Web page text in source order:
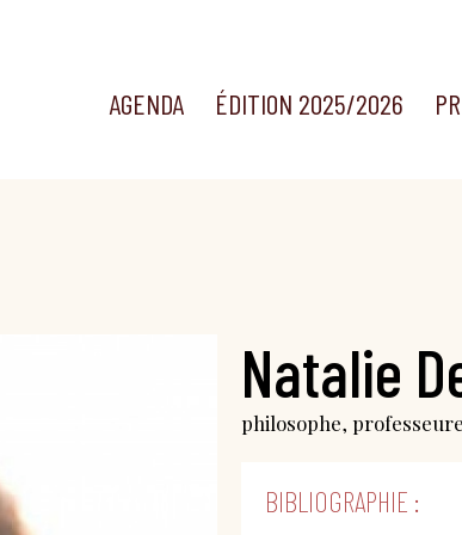
AGENDA ÉDITION 2025/2026
Natalie
philosophe,
BIBLIOGRAPHIE :